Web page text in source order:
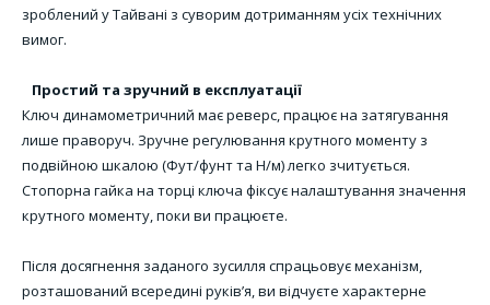
зроблений у Тайвані з суворим дотриманням усіх технічних
вимог.
Простий та зручний в експлуатації
Ключ динамометричний має реверс, працює на затягування
лише праворуч. Зручне регулювання крутного моменту з
подвійною шкалою (Фут/фунт та Н/м) легко зчитується.
Стопорна гайка на торці ключа фіксує налаштування значення
крутного моменту, поки ви працюєте.
Після досягнення заданого зусилля спрацьовує механізм,
розташований всередині руків’я, ви відчуєте характерне